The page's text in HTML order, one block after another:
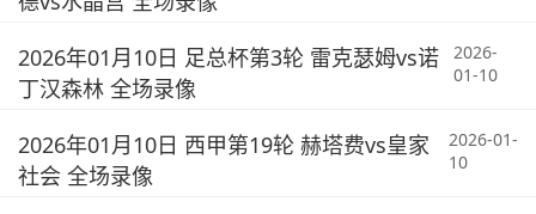
2026年01月10日 足总杯第3轮 雷克瑟姆vs诺
丁汉森林 全场录像
2026-
01-10
2026年01月10日 西甲第19轮 赫塔费vs皇家
社会 全场录像
2026-01-
10